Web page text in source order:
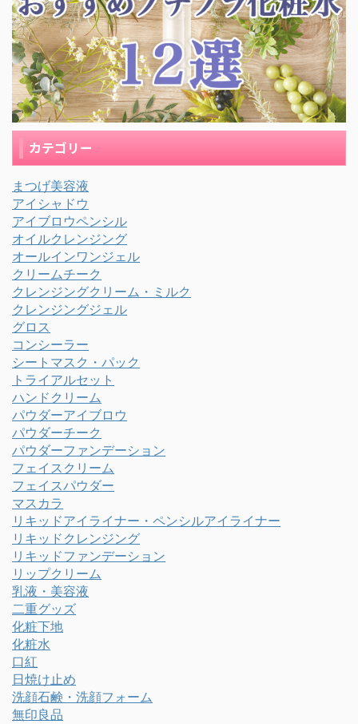
カテゴリー
まつげ美容液
アイシャドウ
アイブロウペンシル
オイルクレンジング
オールインワンジェル
クリームチーク
クレンジングクリーム・ミルク
クレンジングジェル
グロス
コンシーラー
シートマスク・パック
トライアルセット
ハンドクリーム
パウダーアイブロウ
パウダーチーク
パウダーファンデーション
フェイスクリーム
フェイスパウダー
マスカラ
リキッドアイライナー・ペンシルアイライナー
リキッドクレンジング
リキッドファンデーション
リップクリーム
乳液・美容液
二重グッズ
化粧下地
化粧水
口紅
日焼け止め
洗顔石鹸・洗顔フォーム
無印良品